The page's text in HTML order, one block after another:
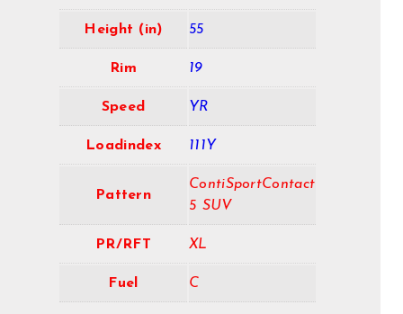
Height (in) 55
Rim 19
Speed YR
Loadindex 111Y
Pattern
ContiSportContact
5 SUV
PR/RFT XL
Fuel C